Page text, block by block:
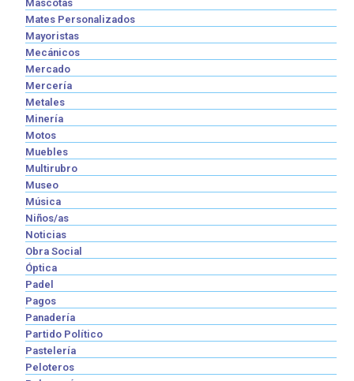
Mascotas
Mates Personalizados
Mayoristas
Mecánicos
Mercado
Mercería
Metales
Minería
Motos
Muebles
Multirubro
Museo
Música
Niños/as
Noticias
Obra Social
Óptica
Padel
Pagos
Panadería
Partido Político
Pastelería
Peloteros